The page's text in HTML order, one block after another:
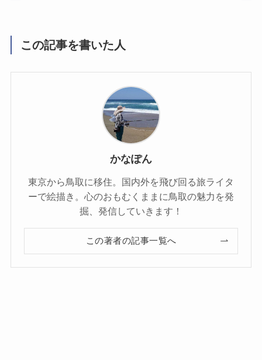
この記事を書いた人
かなぽん
東京から鳥取に移住。国内外を飛び回る旅ライタ
ーで絵描き。心のおもむくままに鳥取の魅力を発
掘、発信していきます！
この著者の記事一覧へ